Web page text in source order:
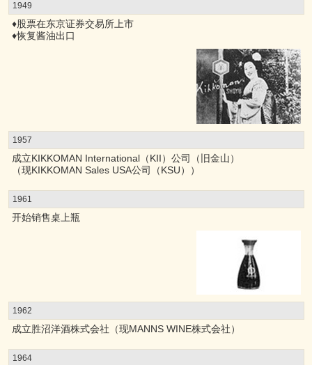
1949
♦股票在东京证券交易所上市
♦恢复酱油出口
1957
成立KIKKOMAN International（KII）公司（旧金山）
（现KIKKOMAN Sales USA公司（KSU））
1961
开始销售桌上瓶
1962
成立胜沼洋酒株式会社（现MANNS WINE株式会社）
1964